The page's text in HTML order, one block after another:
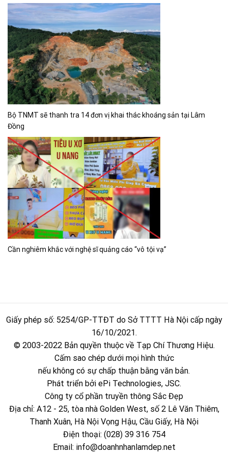
Bộ TNMT sẽ thanh tra 14 đơn vị khai thác khoáng sản tại Lâm
Đồng
Cần nghiêm khắc với nghệ sĩ quảng cáo “vô tội vạ”
Giấy phép số: 5254/GP-TTĐT do Sở TTTT Hà Nội cấp ngày
16/10/2021.
© 2003-2022 Bản quyền thuộc về Tạp Chí Thương Hiệu.
Cấm sao chép dưới mọi hình thức
nếu không có sự chấp thuận bằng văn bản.
Phát triển bởi ePi Technologies, JSC.
Công ty cổ phần truyền thông Sắc Đẹp
Địa chỉ: A12 - 25, tòa nhà Golden West, số 2 Lê Văn Thiêm,
Thanh Xuân, Hà Nội Vọng Hậu, Cầu Giấy, Hà Nội
Điện thoại: (028) 39 316 754
Email: info@doanhnhanlamdep.net